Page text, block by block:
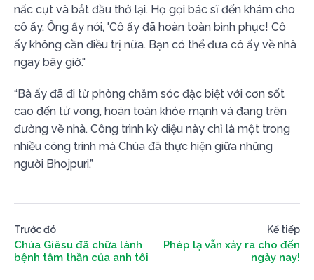
nấc cụt và bắt đầu thở lại. Họ gọi bác sĩ đến khám cho
cô ấy. Ông ấy nói, 'Cô ấy đã hoàn toàn bình phục! Cô
ấy không cần điều trị nữa. Bạn có thể đưa cô ấy về nhà
ngay bây giờ."
“Bà ấy đã đi từ phòng chăm sóc đặc biệt với cơn sốt
cao đến tử vong, hoàn toàn khỏe mạnh và đang trên
đường về nhà. Công trình kỳ diệu này chỉ là một trong
nhiều công trình mà Chúa đã thực hiện giữa những
người Bhojpuri.”
Trước đó
Chúa Giêsu đã chữa lành
bệnh tâm thần của anh tôi
Kế tiếp
Phép lạ vẫn xảy ra cho đến
ngày nay!